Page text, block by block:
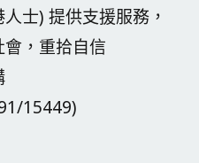
士) 提供支援服務，
，重拾自信
15449)